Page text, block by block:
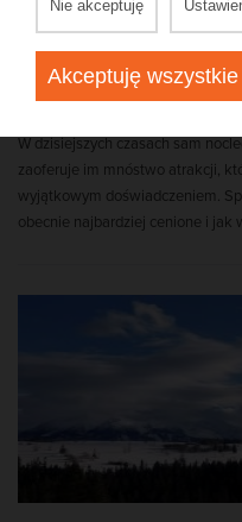
Które atrakcje w hotelu
W dzisiejszych czasach sam
zaoferuje im mnóstwo atrakcji,
wyjątkowym doświadczeniem.
obecnie najbardziej cenione i jak
Nie akceptuję
Akceptuję wszystkie